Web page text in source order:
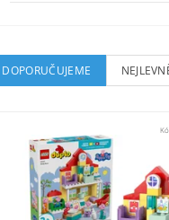
DOPORUČUJEME